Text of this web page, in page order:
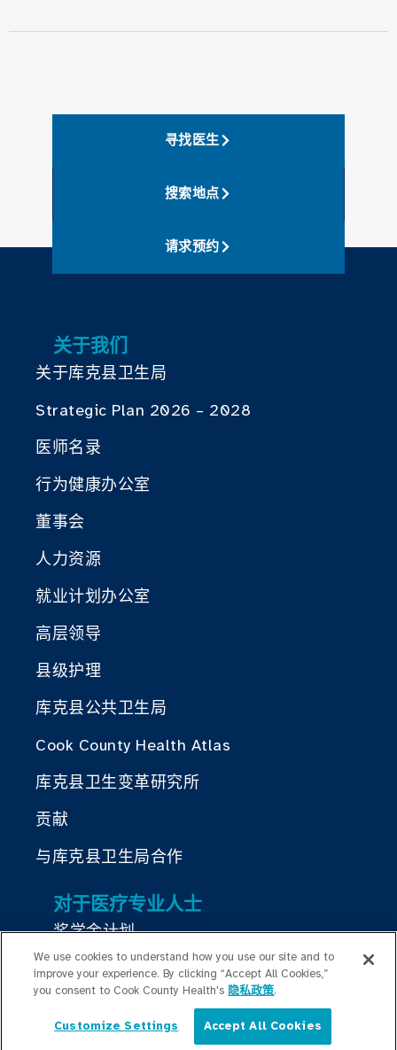
寻找医生
搜索地点
请求预约
关于我们
关于库克县卫生局
Strategic Plan 2026 – 2028
医师名录
行为健康办公室
董事会
人力资源
就业计划办公室
高层领导
县级护理
库克县公共卫生局
Cook County Health Atlas
库克县卫生变革研究所
贡献
与库克县卫生局合作
对于医疗专业人士
奖学金计划
居住计划
Education/Professional Education
简体中文
We use cookies to understand how you use our site and to
improve your experience. By clicking “Accept All Cookies,”
you consent to Cook County Health's 隐私政策.
Customize Settings Accept All Cookies